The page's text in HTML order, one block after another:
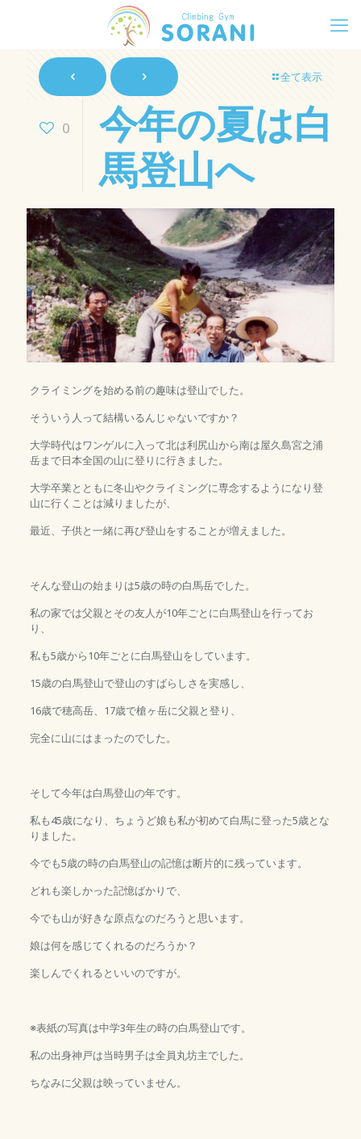
全て表示
0
今年の夏は白
馬登山へ
クライミングを始める前の趣味は登山でした。
そういう人って結構いるんじゃないですか？
大学時代はワンゲルに入って北は利尻山から南は屋久島宮之浦
岳まで日本全国の山に登りに行きました。
大学卒業とともに冬山やクライミングに専念するようになり登
山に行くことは減りましたが、
最近、子供と一緒に再び登山をすることが増えました。
そんな登山の始まりは5歳の時の白馬岳でした。
私の家では父親とその友人が10年ごとに白馬登山を行ってお
り、
私も5歳から10年ごとに白馬登山をしています。
15歳の白馬登山で登山のすばらしさを実感し、
16歳で穂高岳、17歳で槍ヶ岳に父親と登り、
完全に山にはまったのでした。
そして今年は白馬登山の年です。
私も45歳になり、ちょうど娘も私が初めて白馬に登った5歳とな
りました。
今でも5歳の時の白馬登山の記憶は断片的に残っています。
どれも楽しかった記憶ばかりで、
今でも山が好きな原点なのだろうと思います。
娘は何を感じてくれるのだろうか？
楽しんでくれるといいのですが。
※表紙の写真は中学3年生の時の白馬登山です。
私の出身神戸は当時男子は全員丸坊主でした。
ちなみに父親は映っていません。